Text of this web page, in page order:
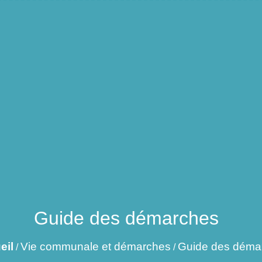
Guide des démarches
/Vie communale et démarches / Guide des